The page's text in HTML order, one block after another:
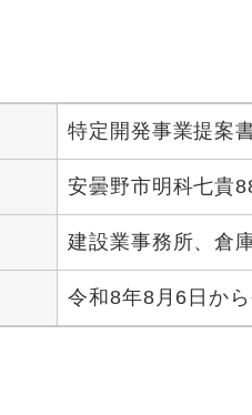
特定開発事業提案
安曇野市明科七貴
建設業事務所、倉
令和8年8月6日か